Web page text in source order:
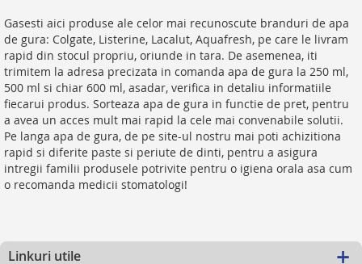
Gasesti aici produse ale celor mai recunoscute branduri de apa
de gura: Colgate, Listerine, Lacalut, Aquafresh, pe care le livram
rapid din stocul propriu, oriunde in tara. De asemenea, iti
trimitem la adresa precizata in comanda apa de gura la 250 ml,
500 ml si chiar 600 ml, asadar, verifica in detaliu informatiile
fiecarui produs. Sorteaza apa de gura in functie de pret, pentru
a avea un acces mult mai rapid la cele mai convenabile solutii.
Pe langa apa de gura, de pe site-ul nostru mai poti achizitiona
rapid si diferite paste si periute de dinti, pentru a asigura
intregii familii produsele potrivite pentru o igiena orala asa cum
o recomanda medicii stomatologi!
Linkuri utile